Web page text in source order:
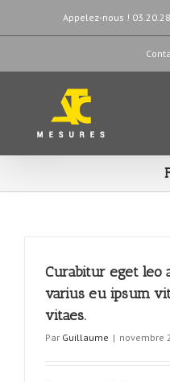
Appelez-nous !
Curabitur eget leo
varius eu ipsum
vitaes.
Par Guillaume | novembre